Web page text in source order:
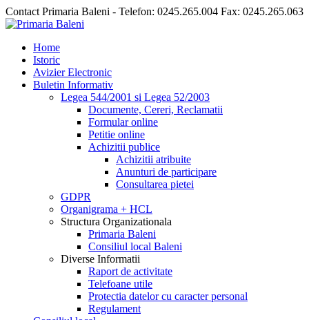
Contact Primaria Baleni - Telefon: 0245.265.004 Fax: 0245.265.063
Home
Istoric
Avizier Electronic
Buletin Informativ
Legea 544/2001 si Legea 52/2003
Documente, Cereri, Reclamatii
Formular online
Petitie online
Achizitii publice
Achizitii atribuite
Anunturi de participare
Consultarea pietei
GDPR
Organigrama + HCL
Structura Organizationala
Primaria Baleni
Consiliul local Baleni
Diverse Informatii
Raport de activitate
Telefoane utile
Protectia datelor cu caracter personal
Regulament